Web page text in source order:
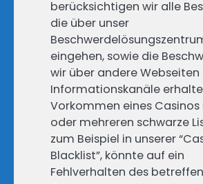
berücksichtigen wir alle
die über unser
eingehen, sowie die
wir über andere
Informationskanäle
Vorkommen eines Casinos
oder mehreren schwarze
zum Beispiel in unserer
Blacklist”, könnte auf ein
Fehlverhalten des